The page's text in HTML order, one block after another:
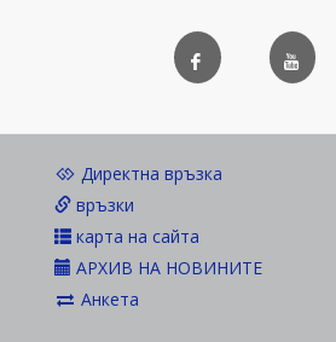
Директна връзка
връзки
карта на сайта
АРХИВ НА НОВИНИТЕ
Анкета